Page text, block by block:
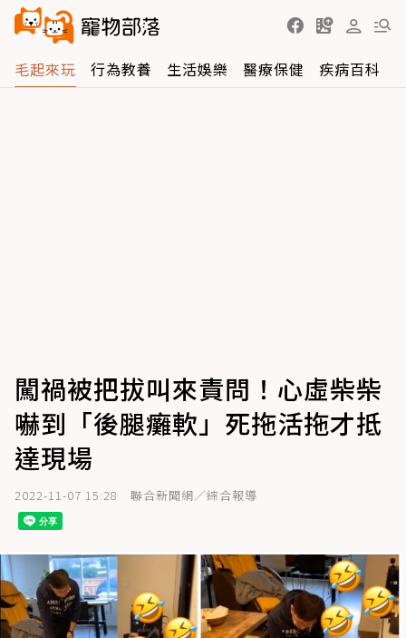
毛起來玩 行為教養 生活娛樂 醫療保健 疾病百科
闖禍被把拔叫來責問！心虛柴柴
嚇到「後腿癱軟」死拖活拖才抵
達現場
2022-11-07 15:28 聯合新聞網／綜合報導